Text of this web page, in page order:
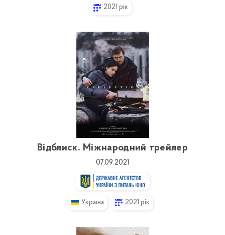
2021 рік
Відблиск. Міжнародний трейлер
07.09.2021
Україна 2021 рік